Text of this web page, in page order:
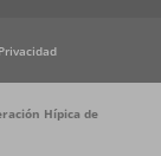
Hípica de